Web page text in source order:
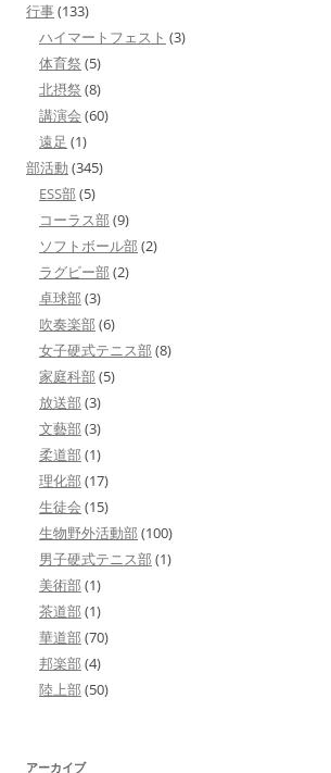
行事(133)
ハイマートフェスト (3)
体育祭 (5)
北摂祭 (8)
講演会 (60)
遠足 (1)
部活動 (345)
ESS部 (5)
コーラス部 (9)
ソフトボール部 (2)
ラグビー部 (2)
卓球部 (3)
吹奏楽部 (6)
女子硬式テニス部 (8)
家庭科部 (5)
放送部 (3)
文藝部 (3)
柔道部 (1)
理化部 (17)
生徒会 (15)
生物野外活動部 (100)
男子硬式テニス部 (1)
美術部 (1)
茶道部 (1)
華道部 (70)
邦楽部 (4)
陸上部 (50)
アーカイブ